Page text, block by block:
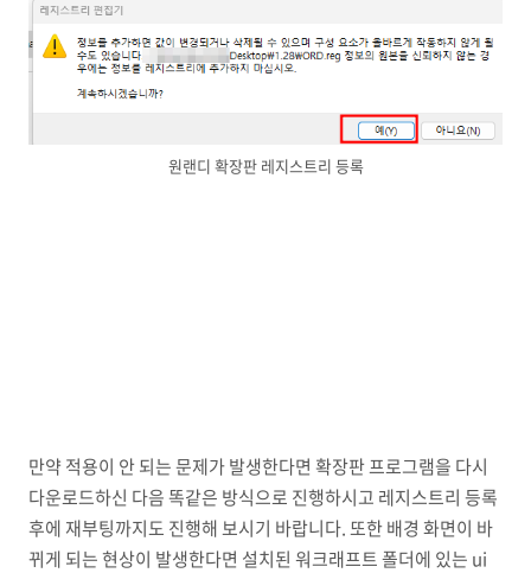
원랜디 확장판 레지스트리 등록
만약 적용이 안 되는 문제가 발생한다면 확장판 프로그램을 다시
다운로드하신 다음 똑같은 방식으로 진행하시고 레지스트리 등록
후에 재부팅까지도 진행해 보시기 바랍니다. 또한 배경 화면이 바
뀌게 되는 현상이 발생한다면 설치된 워크래프트 폴더에 있는 ui